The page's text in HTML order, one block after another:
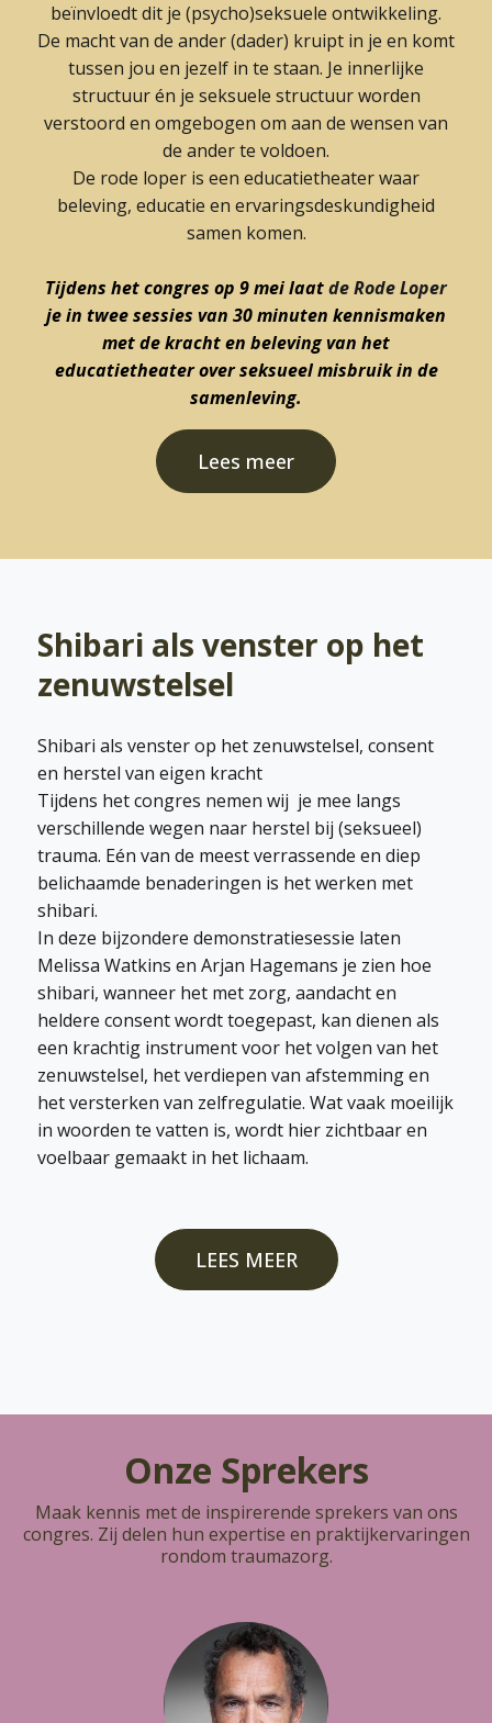
beïnvloedt dit je (psycho)seksuele ontwikkeling.
De macht van de ander (dader) kruipt in je en komt
tussen jou en jezelf in te staan. Je innerlijke
structuur én je seksuele structuur worden
verstoord en omgebogen om aan de wensen van
de ander te voldoen.
De rode loper is een educatietheater waar
beleving, educatie en ervaringsdeskundigheid
samen komen.
Tijdens het congres op 9 mei laatde Rode Loper
je in twee sessies van 30 minuten kennismaken
met de kracht en beleving van het
educatietheater over seksueel misbruik in de
samenleving.
Lees meer
Shibari als venster op het
zenuwstelsel
Shibari als venster op het zenuwstelsel, consent
en herstel van eigen kracht
Tijdens het congres nemen wij je mee langs
verschillende wegen naar herstel bij (seksueel)
trauma. Eén van de meest verrassende en diep
belichaamde benaderingen is het werken met
shibari.
In deze bijzondere demonstratiesessie laten
Melissa Watkins en Arjan Hagemans je zien hoe
shibari, wanneer het met zorg, aandacht en
heldere consent wordt toegepast, kan dienen als
een krachtig instrument voor het volgen van het
zenuwstelsel, het verdiepen van afstemming en
het versterken van zelfregulatie. Wat vaak moeilijk
in woorden te vatten is, wordt hier zichtbaar en
voelbaar gemaakt in het lichaam.
LEES MEER
Onze Sprekers
Maak kennis met de inspirerende sprekers van ons
congres. Zij delen hun expertise en praktijkervaringen
rondom traumazorg.